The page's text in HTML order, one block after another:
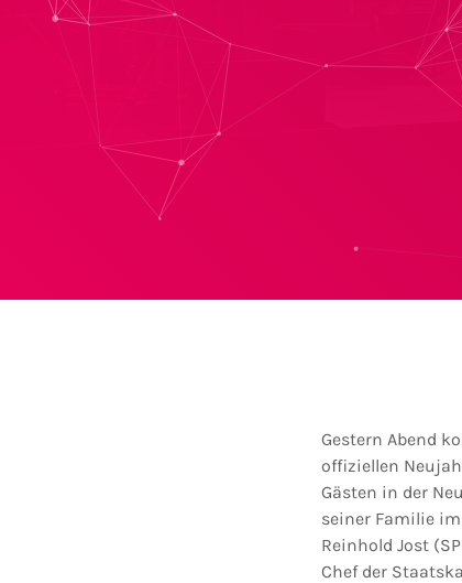
Gestern Abend
offiziellen
Gästen in der
seiner Familie
Reinhold Jost
Chef der